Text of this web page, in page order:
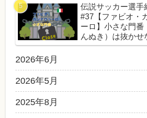
伝説サッカー選手
#37【ファビオ・
ーロ】小さな門番
んぬき）は抜かせ
2026年6月
2026年5月
2025年8月